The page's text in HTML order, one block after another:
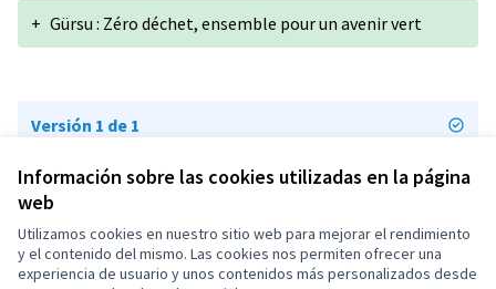
Información sobre las cookies utilizadas en la página
web
Utilizamos cookies en nuestro sitio web para mejorar el rendimiento
y el contenido del mismo. Las cookies nos permiten ofrecer una
experiencia de usuario y unos contenidos más personalizados desde
+ Gürsu : Zéro déchet, ensemble pour un avenir vert
Versión 1 de 1
Términos y condiciones de uso
Configuración de cookies
OIDP en X
(Enlace externo)
OIDP en Facebook
(Enlace externo)
OIDP en YouTube
(Enlace externo)